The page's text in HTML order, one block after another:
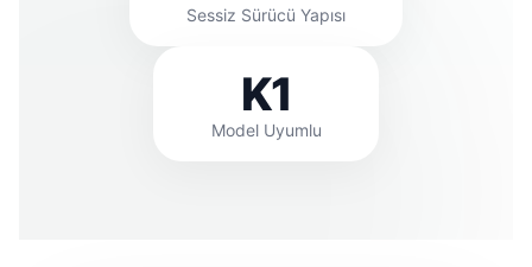
Sessiz Sürücü Yapısı
K1
Model Uyumlu